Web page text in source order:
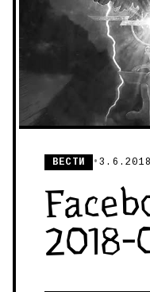
ВЕСТИ •3.6.2018